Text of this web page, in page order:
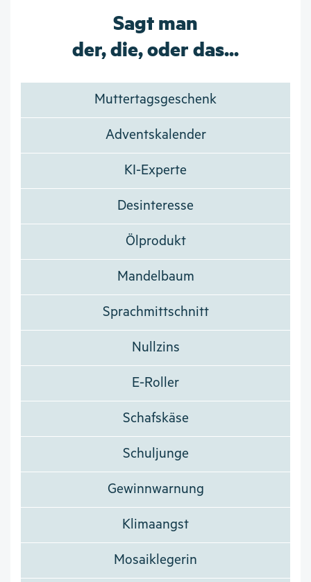
Sagt man
der, die, oder das...
Muttertagsgeschenk
Adventskalender
KI-Experte
Desinteresse
Ölprodukt
Mandelbaum
Sprachmittschnitt
Nullzins
E-Roller
Schafskäse
Schuljunge
Gewinnwarnung
Klimaangst
Mosaiklegerin